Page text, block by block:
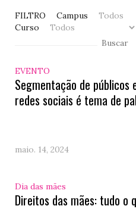
FILTRO
Campus
Curso
EVENTO
Segmentação de públicos
redes sociais é tema de
maio. 14, 2024
Dia das mães
Direitos das mães: tudo o